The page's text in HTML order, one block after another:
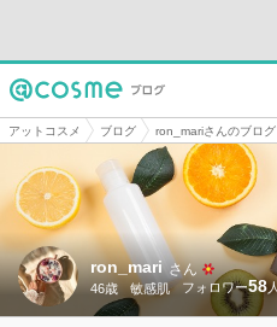
アットコスメ ブログ ron_mariさんのブログ
ron_mari さん
46歳 敏感肌 58